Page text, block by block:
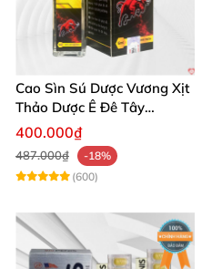
Cao Sìn Sú Dược Vương Xịt
Thảo Dược Ê Đê Tây
Nguyên Hỗ Trợ Xuất Tinh
400.000₫
487.000₫
-18%
(600)